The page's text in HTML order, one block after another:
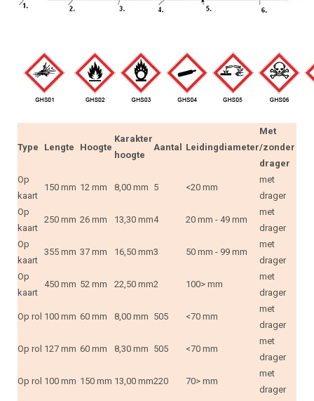
Type Lengte Hoogte
Karakter
hoogte
Aantal Leidingdiameter
Met
/zonder
drager
Op
kaart
150 mm 12 mm 8,00 mm 5 <20 mm
met
drager
Op
kaart
250 mm 26 mm 13,30 mm4 20 mm - 49 mm
met
drager
Op
kaart
355 mm 37 mm 16,50 mm3 50 mm - 99 mm
met
drager
Op
kaart
450 mm 52 mm 22,50 mm2 100> mm
met
drager
Op rol 100 mm 60 mm 8,00 mm 505 <70 mm
met
drager
Op rol 127 mm 60 mm 8,30 mm 505 <70 mm
met
drager
Op rol 100 mm 150 mm 13,00 mm220 70> mm
met
drager